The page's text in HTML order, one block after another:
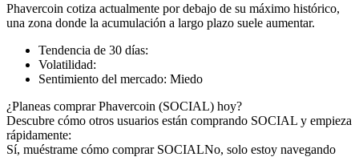
Futuros del USDC
Phavercoin cotiza actualmente por debajo de su máximo histórico,
una zona donde la acumulación a largo plazo suele aumentar.
Tendencia de 30 días:
Volatilidad:
Sentimiento del mercado: Miedo
¿Planeas comprar Phavercoin (SOCIAL) hoy?
Descubre cómo otros usuarios están comprando SOCIAL y empieza
rápidamente:
Sí, muéstrame cómo comprar SOCIALNo, solo estoy navegando